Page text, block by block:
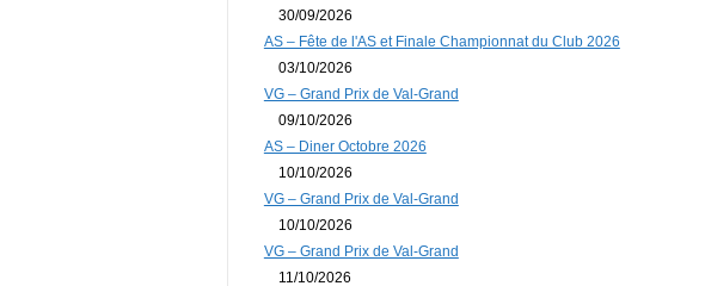
30/09/2026
AS – Fête de l'AS et Finale Championnat du Club 2026
03/10/2026
VG – Grand Prix de Val-Grand
09/10/2026
AS – Diner Octobre 2026
10/10/2026
VG – Grand Prix de Val-Grand
10/10/2026
VG – Grand Prix de Val-Grand
11/10/2026